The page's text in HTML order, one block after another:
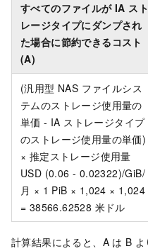
すべてのファイルが IA スト
レージタイプにダンプされ
た場合に節約できるコスト
(A)
(汎用型 NAS ファイルシス
テムのストレージ使用量の
単価 - IA ストレージタイプ
のストレージ使用量の単価)
× 推定ストレージ使用量
USD (0.06 - 0.02322)/GiB/
月 × 1 PiB × 1,024 × 1,024
= 38566.62528 米ドル
計算結果によると、A は B